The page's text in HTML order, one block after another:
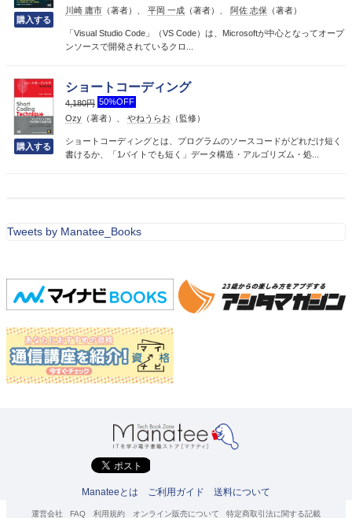
川崎 庸市 （著者）、 平岡 一成 （著者）、 阿佐 志保 （著者）
「Visual Studio Code」（VS Code）は、Microsoftが中心となってオープ
ンソースで開発されているクロ...
ショートコーディング
4,180円 50%OFF
Ozy （著者）、 やねうらお （監修）
ショートコーディングとは、プログラムのソースコードがどれだけ短く
書けるか、「1バイトでも短く」データ構造・アルゴリズム・処...
Tweets by Manatee_Books
Manateeとは ご利用ガイド 送料について
運営会社 FAQ 利用規約 オンライン販売について 特定商取引法に関する記載